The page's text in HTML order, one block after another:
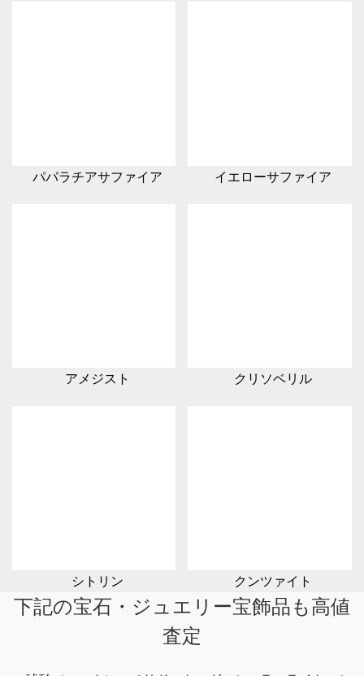
パパラチアサファイア イエローサファイア
アメジスト クリソベリル
シトリン クンツァイト
下記の宝石・ジュエリー宝飾品も高値
査定